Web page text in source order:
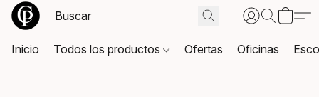
Inicio Todos los productos Ofertas Oficinas